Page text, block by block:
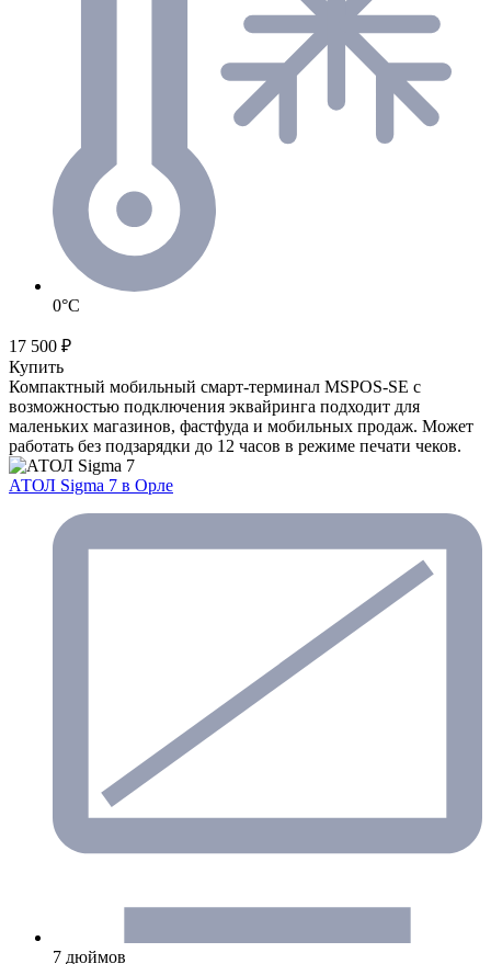
0°C
17 500 ₽
Купить
Компактный мобильный смарт-терминал MSPOS-SE с
возможностью подключения эквайринга подходит для
маленьких магазинов, фастфуда и мобильных продаж. Может
работать без подзарядки до 12 часов в режиме печати чеков.
АТОЛ Sigma 7 в Орле
7 дюймов